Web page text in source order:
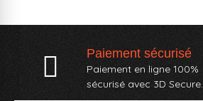
Paiement sécurisé
Paiement en ligne 100%
sécurisé avec 3D Secure.